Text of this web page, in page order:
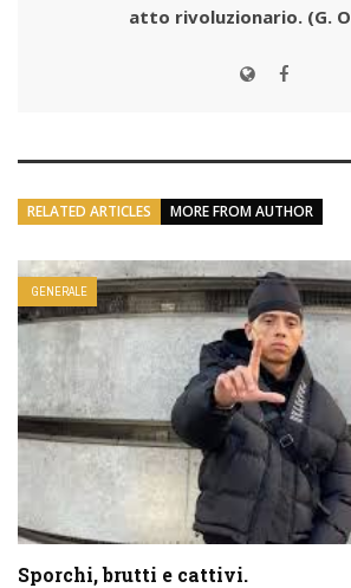
atto rivoluzionario. (G.
RELATED ARTICLES MORE FROM AUTHOR
GENERALE
Sporchi, brutti e cattivi.